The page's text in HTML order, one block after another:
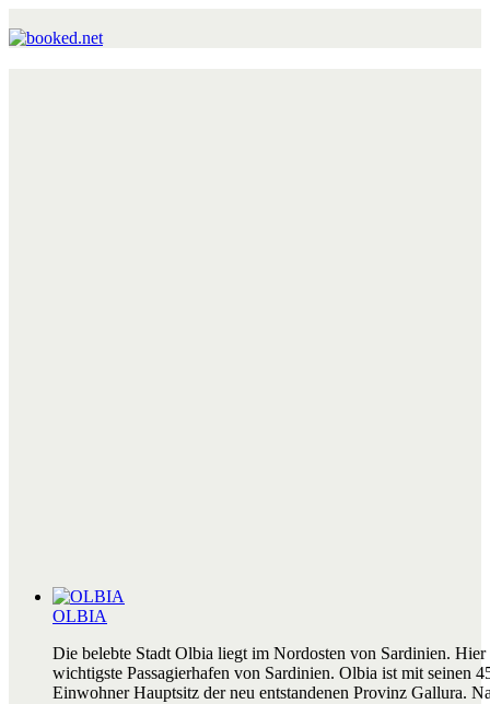
OLBIA
Die belebte Stadt Olbia liegt im Nordosten von Sardinien. Hier
wichtigste Passagierhafen von Sardinien. Olbia ist mit seinen
Einwohner Hauptsitz der neu entstandenen Provinz Gallura.